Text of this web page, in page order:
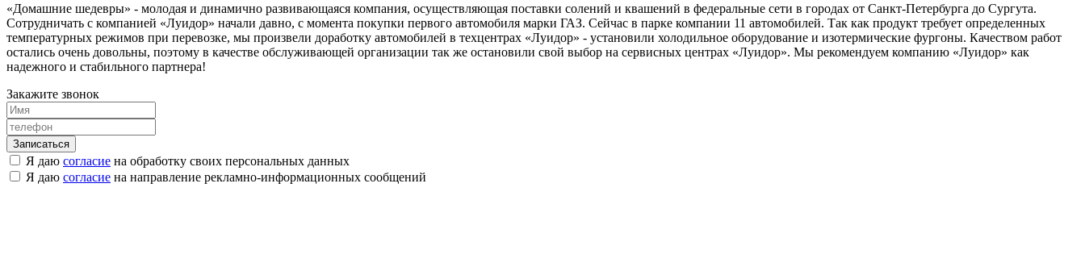
«Домашние шедевры» - молодая и динамично развивающаяся компания, осуществляющая поставки солений и квашений в федеральные сети в городах от Санкт-Петербурга до Сургута.
Сотрудничать с компанией «Луидор» начали давно, с момента покупки первого автомобиля марки ГАЗ. Сейчас в парке компании 11 автомобилей. Так как продукт требует определенных
температурных режимов при перевозке, мы произвели доработку автомобилей в техцентрах «Луидор» - установили холодильное оборудование и изотермические фургоны. Качеством работ
остались очень довольны, поэтому в качестве обслуживающей организации так же остановили свой выбор на сервисных центрах «Луидор». Мы рекомендуем компанию «Луидор» как
надежного и стабильного партнера!
Закажите звонок
Я даю согласие на обработку своих персональных данных
Я даю согласие на направление рекламно-информационных сообщений